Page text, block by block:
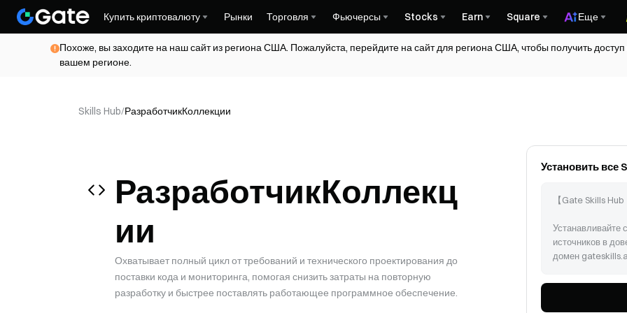
Купить криптовалюту Рынки Торговля Фьючерсы Stocks Earn Square Еще
Похоже, вы заходите на наш сайт из региона США. Пожалуйста, перейдите на сайт для региона США, чтобы получить
вашем регионе.
Skills Hub/РазработчикКоллекции
РазработчикКоллекц
ии
Охватывает полный цикл от требований и технического проектирования до
поставки кода и мониторинга, помогая снизить затраты на повторную
разработку и быстрее поставлять работающее программное обеспечение.
Установить все
【Gate Skills Hub
источников в
домен
Следуйте
hub/install/